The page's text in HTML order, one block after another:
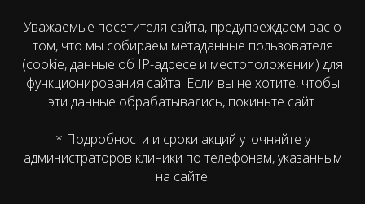
Уважаемые посетителя сайта, предупреждаем вас о
том, что мы собираем метаданные пользователя
(cookie, данные об IP-адресе и местоположении) для
функционирования сайта. Если вы не хотите, чтобы
эти данные обрабатывались, покиньте сайт.
* Подробности и сроки акций уточняйте у
администраторов клиники по телефонам, указанным
на сайте.